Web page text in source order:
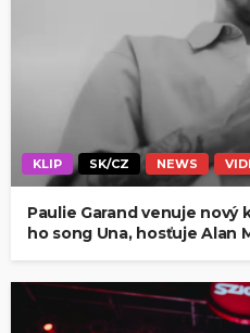
KLIP SK/CZ NEWS
Paulie Garand venuje nový
ho song Una, hosťuje Alan